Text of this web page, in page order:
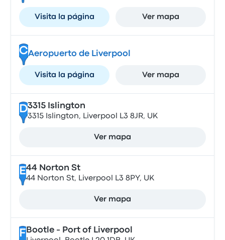
Visita la página Ver mapa
CAeropuerto de Liverpool
Visita la página Ver mapa
D3315 Islington
3315 Islington, Liverpool L3 8JR, UK
Ver mapa
E44 Norton St
44 Norton St, Liverpool L3 8PY, UK
Ver mapa
F Bootle - Port of Liverpool